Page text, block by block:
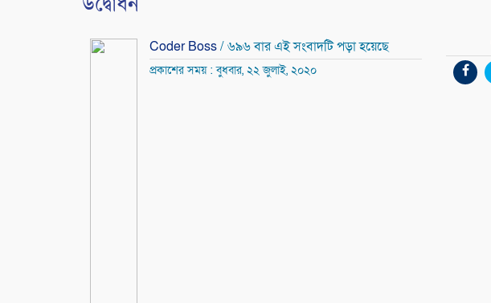
Coder Boss/ ৬৯৬ বার এই সংবাদটি পড়া হয়েছে
প্রকাশের সময় : বুধবার, ২২ জুলাই, ২০২০